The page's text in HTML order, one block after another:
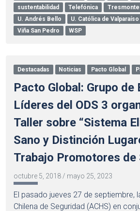
sustentabilidad
Telefónica
U. Andrés Bello
U. Católica de Valparaíso
Viña San Pedro
WSP
Destacadas Noticias Pacto Global
Pacto Global: Grupo de
Líderes del ODS 3
Taller sobre “Sistema
Sano y Distinción
Trabajo Promotores de
octubre 5, 2018 / mayo 25, 2023
El pasado jueves 27 de septiembre,
Chilena de Seguridad (ACHS) en